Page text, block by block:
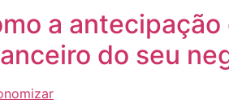
a
do seu